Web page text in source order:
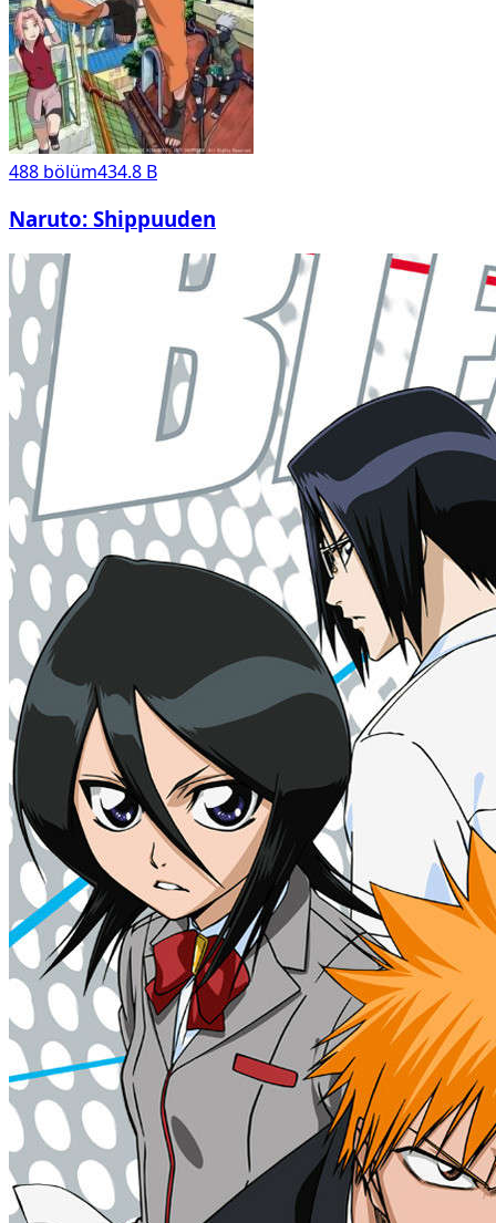
488 bölüm434.8 B
Naruto: Shippuuden